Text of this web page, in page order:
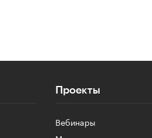
Проекты
Вебинары